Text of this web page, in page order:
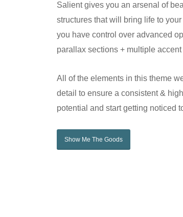
Salient gives you an arsenal of
structures that will bring life to
you have control over advanced
parallax sections + multiple accent
All of the elements in this theme
detail to ensure a consistent &
potential and start getting noticed
Show Me The Goods